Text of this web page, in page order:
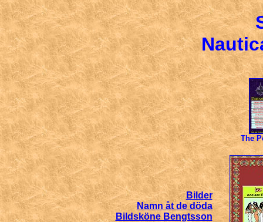
The
Bilder
Namn åt de döda
Bildsköne Bengtsson